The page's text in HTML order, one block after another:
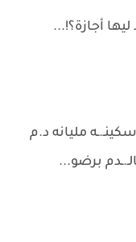
أجازة؟!...
مليانه د.م
برضو...